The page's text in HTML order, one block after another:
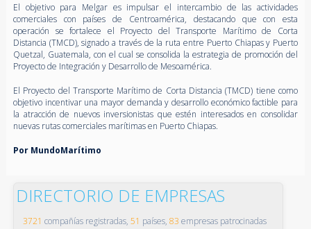
El objetivo para Melgar es impulsar el intercambio de las actividades
comerciales con países de Centroamérica, destacando que con esta
operación se fortalece el Proyecto del Transporte Marítimo de Corta
Distancia (TMCD), signado a través de la ruta entre Puerto Chiapas y Puerto
Quetzal, Guatemala, con el cual se consolida la estrategia de promoción del
Proyecto de Integración y Desarrollo de Mesoamérica.
El Proyecto del Transporte Marítimo de Corta Distancia (TMCD) tiene como
objetivo incentivar una mayor demanda y desarrollo económico factible para
la atracción de nuevos inversionistas que estén interesados en consolidar
nuevas rutas comerciales marítimas en Puerto Chiapas.
Por MundoMarítimo
DIRECTORIO DE EMPRESAS
3721 compañías registradas, 51 países, 83 empresas patrocinadas